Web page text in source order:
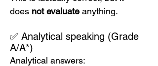
does not evaluate anything.
✅ Analytical speaking (Grade
A/A*)
Analytical answers: